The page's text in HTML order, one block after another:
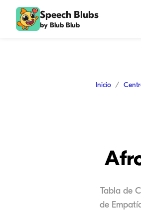
Speech Blubs
by Blub Blub
Inicio
Tabla de
de